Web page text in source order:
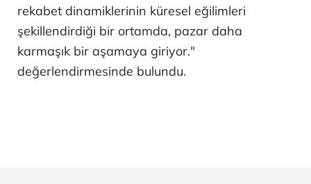
rekabet dinamiklerinin küresel eğilimleri
şekillendirdiği bir ortamda, pazar daha
karmaşık bir aşamaya giriyor."
değerlendirmesinde bulundu.